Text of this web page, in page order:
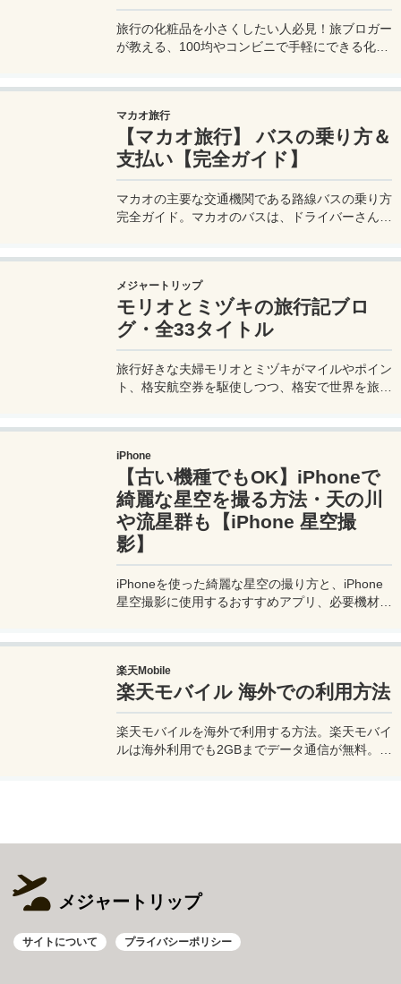
旅行の化粧品を小さくしたい人必見！旅ブロガー
が教える、100均やコンビニで手軽にできる化粧
マカオ旅行
【マカオ旅行】 バスの乗り方＆
支払い【完全ガイド】
マカオの主要な交通機関である路線バスの乗り方
完全ガイド。マカオのバスは、ドライバーさんも
法を知って、現地での移動に備えよう。
メジャートリップ
モリオとミヅキの旅行記ブロ
グ・全33タイトル
旅行好きな夫婦モリオとミヅキがマイルやポイン
ト、格安航空券を駆使しつつ、格安で世界を旅す
便利な情報、かかった費用など様々な情報をお届
け！夫婦喧嘩あり、ホロッと涙することもあり、
中年夫婦の等身大旅行記ブログ。
iPhone
【古い機種でもOK】iPhoneで
綺麗な星空を撮る方法・天の川
や流星群も【iPhone 星空撮
影】
iPhoneを使った綺麗な星空の撮り方と、iPhone
星空撮影に使用するおすすめアプリ、必要機材な
ば流星群の流れ星も撮影可能なので、iPhoneで
綺麗な星空撮影をしたいときはチャレンジしてみ
よう。
楽天Mobile
楽天モバイル 海外での利用方法
楽天モバイルを海外で利用する方法。楽天モバイ
ルは海外利用でも2GBまでデータ通信が無料。ま
メジャートリップ
サイトについて プライバシーポリシー